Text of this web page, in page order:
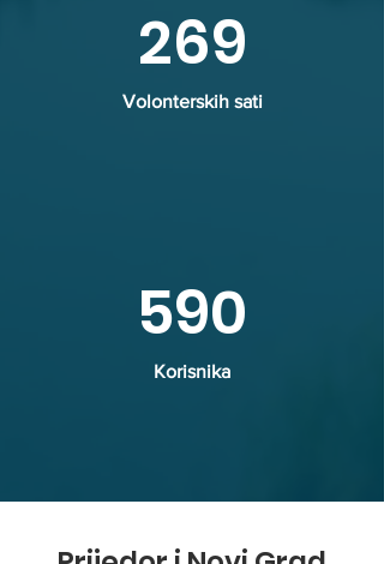
269
Volonterskih sati
590
Korisnika